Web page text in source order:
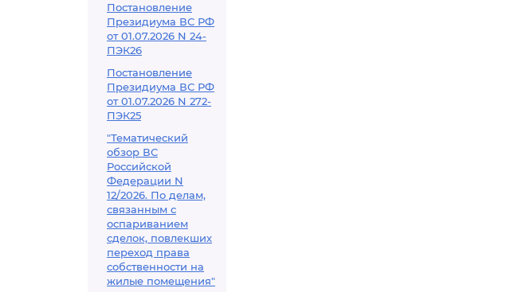
Постановление
Президиума ВС РФ
от 01.07.2026 N 24-
ПЭК26
Постановление
Президиума ВС РФ
от 01.07.2026 N 272-
ПЭК25
"Тематический
обзор ВС
Российской
Федерации N
12/2026. По делам,
связанным с
оспариванием
сделок, повлекших
переход права
собственности на
жилые помещения"